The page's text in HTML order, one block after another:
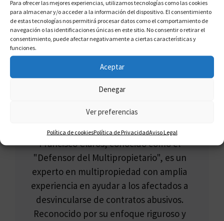
Para ofrecer las mejores experiencias, utilizamos tecnologías como las cookies
para almacenar y/o acceder a la información del dispositivo. El consentimiento
de estas tecnologías nos permitirá procesar datos como el comportamiento de
navegación o las identificaciones únicas en este sitio. No consentir o retirar el
consentimiento, puede afectar negativamente a ciertas características y
funciones.
Aceptar
Denegar
Ver preferencias
Política de cookiesPolítica de PrivacidadAviso Legal
Francisco Claros, conocido como el
"Defensor del Multipropietario", es un
experto en multipropiedad con amplia
experiencia en ayudar a los afectados a
desvincularse de contratos abusivos.
Reconocido por su enfoque riguroso y